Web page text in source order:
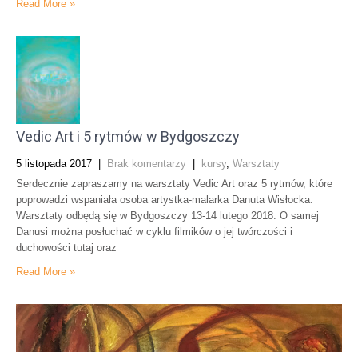
Read More »
Vedic Art i 5 rytmów w Bydgoszczy
5 listopada 2017 Brak komentarzy kursy, Warsztaty
Serdecznie zapraszamy na warsztaty Vedic Art oraz 5 rytmów, które
poprowadzi wspaniała osoba artystka-malarka Danuta Wisłocka.
Warsztaty odbędą się w Bydgoszczy 13-14 lutego 2018. O samej
Danusi można posłuchać w cyklu filmików o jej twórczości i
duchowości tutaj oraz
Read More »